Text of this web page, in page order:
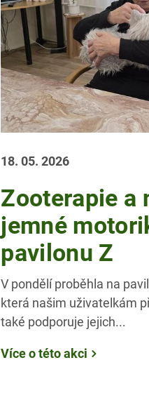
18. 05. 2026
Zooterapie a
jemné
pavilonu Z
V pondělí proběhla na
která našim uživatelkám
také podporuje jejich...
Více o této akci